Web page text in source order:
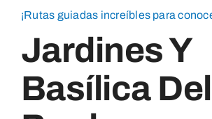
¡Rutas guiadas increíbles para
Jardines Y
Basílica Del